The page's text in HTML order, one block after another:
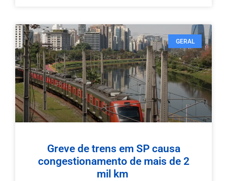
GERAL
Greve de trens em SP causa
congestionamento de mais de 2
mil km